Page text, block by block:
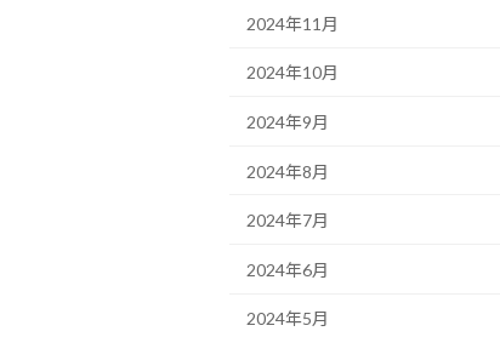
2024年11月
2024年10月
2024年9月
2024年8月
2024年7月
2024年6月
2024年5月